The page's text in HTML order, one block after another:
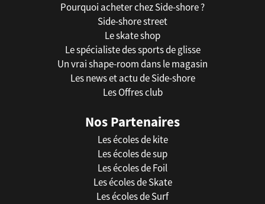
Pourquoi acheter chez Side-shore ?
Side-shore street
Le skate shop
Le spécialiste des sports de glisse
Un vrai shape-room dans le magasin
Les news et actu de Side-shore
Les Offres club
Nos Partenaires
Les écoles de kite
Les écoles de sup
Les écoles de Foil
Les écoles de Skate
Les écoles de Surf